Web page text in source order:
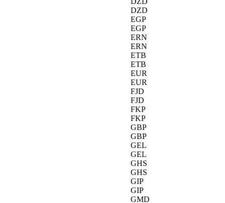
DZD
EGP
EGP
ERN
ERN
ETB
ETB
EUR
EUR
FJD
FJD
FKP
FKP
GBP
GBP
GEL
GEL
GHS
GHS
GIP
GIP
GMD